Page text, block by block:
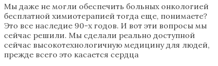
Мы даже не могли обеспечить больных онкологией
бесплатной химиотерапией тогда еще, понимаете?
Это все наследие 90-х годов. И вот эти вопросы мы
сейчас решили. Мы сделали реально доступной
сейчас высокотехнологичную медицину для людей,
прежде всего это касается сердца